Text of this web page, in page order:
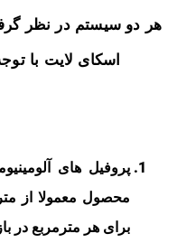
هر دو سیستم در نظر
اسکای لایت با
پروفیل های
برای هر مترمربع در